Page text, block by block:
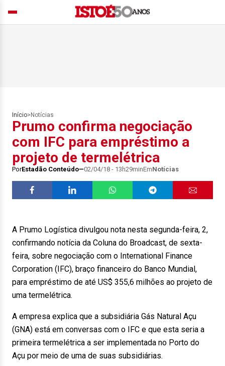
Início> Notícias
Prumo confirma negociação
com IFC para empréstimo a
projeto de termelétrica
PorEstadão Conteúdo 02/04/18 - 13h29minEmNotícias
A Prumo Logística divulgou nota nesta segunda-feira, 2,
confirmando notícia da Coluna do Broadcast, de sexta-
feira, sobre negociação com o International Finance
Corporation (IFC), braço financeiro do Banco Mundial,
para empréstimo de até US$ 355,6 milhões ao projeto de
uma termelétrica.
A empresa explica que a subsidiária Gás Natural Açu
(GNA) está em conversas com o IFC e que esta seria a
primeira termelétrica a ser implementada no Porto do
Açu por meio de uma de suas subsidiárias.